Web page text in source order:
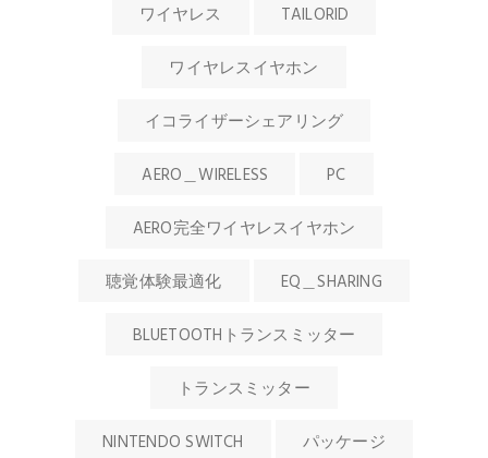
ワイヤレス TAILORID
ワイヤレスイヤホン
イコライザーシェアリング
AERO＿WIRELESS PC
AERO完全ワイヤレスイヤホン
聴覚体験最適化 EQ＿SHARING
BLUETOOTHトランスミッター
トランスミッター
NINTENDO SWITCH パッケージ